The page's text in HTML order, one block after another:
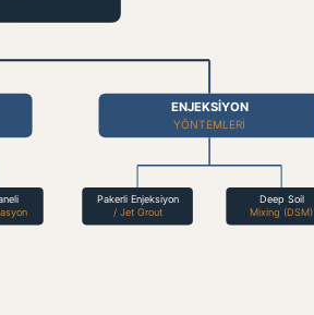
ENJEKSİYON
YÖNTEMLERİ
Pakerli Enjeksiyon
/ Jet Grout
Deep Soil
Mixing (DSM)